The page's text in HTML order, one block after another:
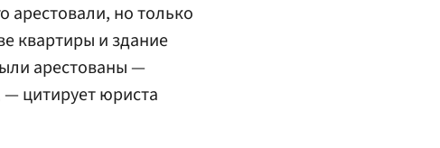
арестовали, но только
квартиры и здание
арестованы —
цитирует юриста